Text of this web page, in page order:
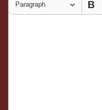
Paragraph